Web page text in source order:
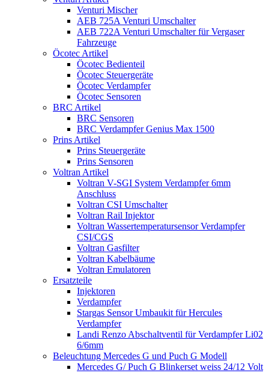
Venturi Mischer
AEB 725A Venturi Umschalter
AEB 722A Venturi Umschalter für Vergaser
Fahrzeuge
Öcotec Artikel
Öcotec Bedienteil
Öcotec Steuergeräte
Öcotec Verdampfer
Öcotec Sensoren
BRC Artikel
BRC Sensoren
BRC Verdampfer Genius Max 1500
Prins Artikel
Prins Steuergeräte
Prins Sensoren
Voltran Artikel
Voltran V-SGI System Verdampfer 6mm
Anschluss
Voltran CSI Umschalter
Voltran Rail Injektor
Voltran Wassertemperatursensor Verdampfer
CSI/CGS
Voltran Gasfilter
Voltran Kabelbäume
Voltran Emulatoren
Ersatzteile
Injektoren
Verdampfer
Stargas Sensor Umbaukit für Hercules
Verdampfer
Landi Renzo Abschaltventil für Verdampfer Li02
6/6mm
Beleuchtung Mercedes G und Puch G Modell
Mercedes G/ Puch G Blinkerset weiss 24/12 Volt